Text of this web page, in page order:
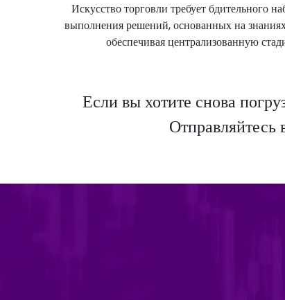
Искусство торговли требует бдительного
выполнения решений, основанных на
обеспечивая централизованную
Если вы хотите снова